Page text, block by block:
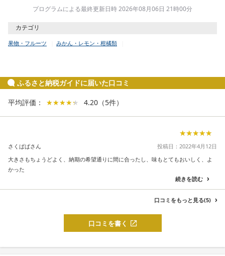
プログラムによる最終更新日時 2026年08月06日 21時00分
カテゴリ
果物・フルーツ みかん・レモン・柑橘類
ふるさと納税ガイドに届いた口コミ
平均評価： ★★★★★
★★★★★ 4.20 （5件）
★★★★★
★★★★★
さくぱぱさん
投稿日：2022年4月12日
大きさもちょうどよく、納期の希望通りに間に合ったし、味もとてもおいしく、よ
かった
続きを読む
口コミをもっと見る(5)
口コミを書く